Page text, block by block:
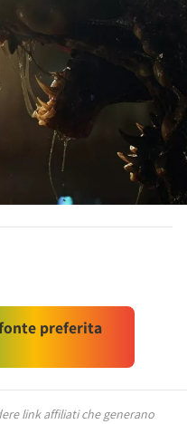
preferita
link affiliati che generano